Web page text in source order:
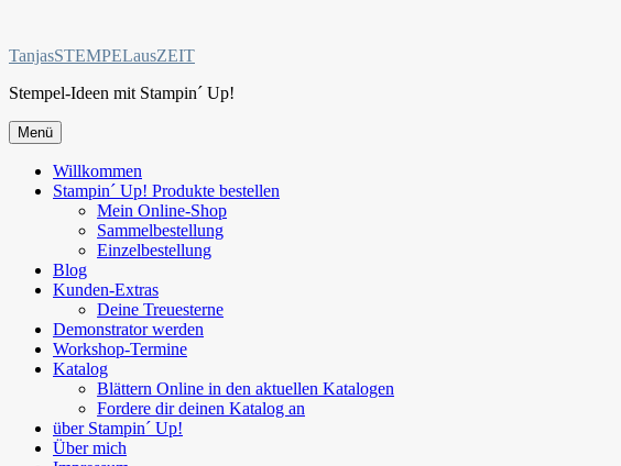
springen
TanjasSTEMPELausZEIT
Stempel-Ideen mit Stampin´ Up!
Menü
Willkommen
Stampin´ Up! Produkte bestellen
Mein Online-Shop
Sammelbestellung
Einzelbestellung
Blog
Kunden-Extras
Deine Treuesterne
Demonstrator werden
Workshop-Termine
Katalog
Blättern Online in den aktuellen Katalogen
Fordere dir deinen Katalog an
über Stampin´ Up!
Über mich